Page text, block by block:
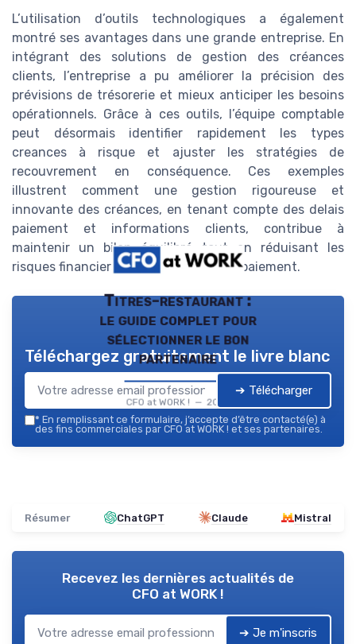
L’utilisation d’outils technologiques a également
montré ses avantages dans une grande entreprise. En
intégrant des solutions de gestion des créances
clients, l’entreprise a pu améliorer la précision des
prévisions de trésorerie et mieux anticiper les besoins
opérationnels. Grâce à ces outils, l’équipe comptable
peut désormais identifier rapidement les types
creances à risque et ajuster les stratégies de
recouvrement en conséquence. Ces exemples
illustrent comment une gestion rigoureuse et
innovante des créances, en tenant compte des delais
paiement et informations clients, contribue à
maintenir un bilan équilibré tout en réduisant les
risques financiers inhérents au retard paiement.
Titres-restaurant :
le guide complet pour
sélectionner le bon
partenaire
CFO at WORK ! — 2026
Téléchargez gratuitement le livre blanc
➔ Télécharger
* En remplissant ce formulaire, j’accepte d’être contacté(e) à
des fins commerciales par CFO at WORK ! et ses partenaires.
Résumer ChatGPT Claude Mistral
Recevez les dernières actualités de
CFO at WORK !
➔ Je m'inscris